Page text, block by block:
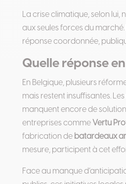
La crise climatique, selon lui,
aux seules forces du marché.
réponse coordonnée,
Quelle réponse
En Belgique, plusieurs
mais restent insuffisantes.
manquent encore de
entreprises comme Vertu
fabrication de batardeaux
mesure, participent à cet
Face au manque